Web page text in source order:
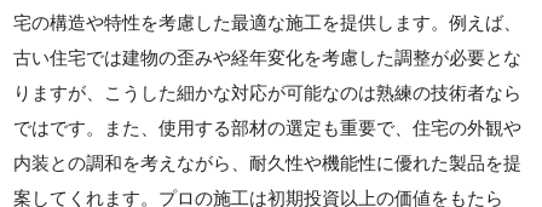
宅の構造や特性を考慮した最適な施工を提供します。例えば、
古い住宅では建物の歪みや経年変化を考慮した調整が必要とな
りますが、こうした細かな対応が可能なのは熟練の技術者なら
ではです。また、使用する部材の選定も重要で、住宅の外観や
内装との調和を考えながら、耐久性や機能性に優れた製品を提
案してくれます。プロの施工は初期投資以上の価値をもたら